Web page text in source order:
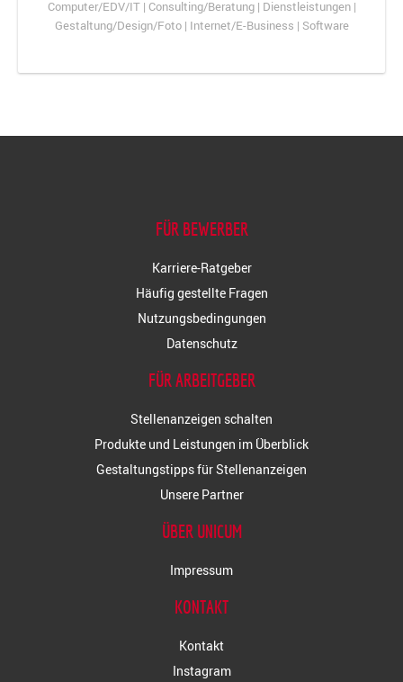
Computer/EDV/IT | Consulting/Beratung | Dienstleistungen |
Gestaltung/Design/Foto | Internet/E-Business | Software
FÜR BEWERBER
Karriere-Ratgeber
Häufig gestellte Fragen
Nutzungsbedingungen
Datenschutz
FÜR ARBEITGEBER
Stellenanzeigen schalten
Produkte und Leistungen im Überblick
Gestaltungstipps für Stellenanzeigen
Unsere Partner
ÜBER UNICUM
Impressum
KONTAKT
Kontakt
Instagram